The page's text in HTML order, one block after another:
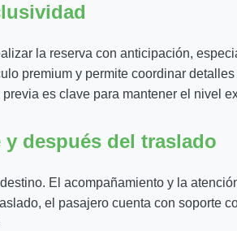
la reserva con anticipación,
premium y permite coordinar
es clave para mantener el nivel
después del traslado
El acompañamiento y la
el pasajero cuenta con soporte